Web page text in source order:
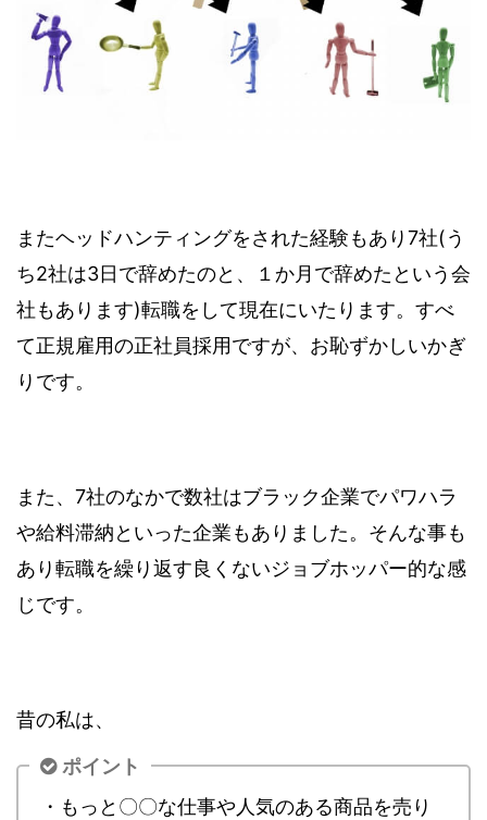
またヘッドハンティングをされた経験もあり7社(う
ち2社は3日で辞めたのと、１か月で辞めたという会
社もあります)転職をして現在にいたります。すべ
て正規雇用の正社員採用ですが、お恥ずかしいかぎ
りです。
また、7社のなかで数社はブラック企業でパワハラ
や給料滞納といった企業もありました。そんな事も
あり転職を繰り返す良くないジョブホッパー的な感
じです。
昔の私は、
ポイント
・もっと〇〇な仕事や人気のある商品を売り